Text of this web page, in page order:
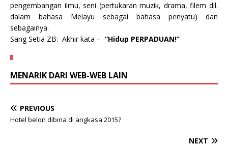
pengembangan ilmu, seni (pertukaran muzik, drama, filem dll.
dalam bahasa Melayu sebagai bahasa penyatu) dan
sebagainya.
Sang Setia ZB: Akhir kata – “Hidup PERPADUAN!”
MENARIK DARI WEB-WEB LAIN
PREVIOUS
Hotel belon dibina di angkasa 2015?
NEXT